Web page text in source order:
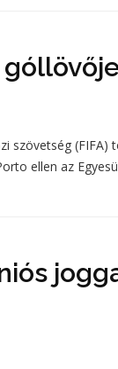
(FIFA)
ellen az